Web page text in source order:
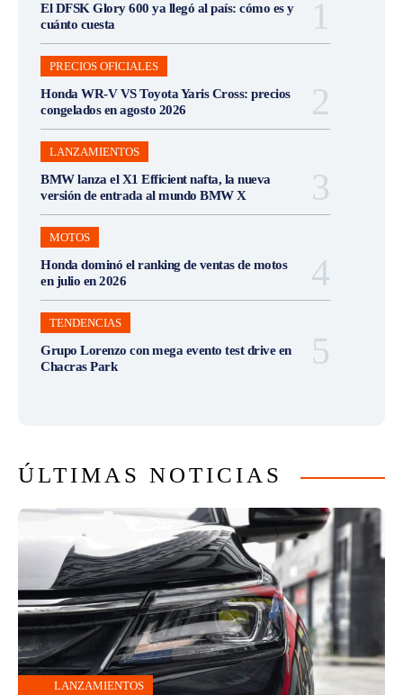
El DFSK Glory 600 ya llegó al país: cómo es y
cuánto cuesta
PRECIOS OFICIALES
Honda WR-V VS Toyota Yaris Cross: precios
congelados en agosto 2026
LANZAMIENTOS
BMW lanza el X1 Efficient nafta, la nueva
versión de entrada al mundo BMW X
MOTOS
Honda dominó el ranking de ventas de motos
en julio en 2026
TENDENCIAS
Grupo Lorenzo con mega evento test drive en
Chacras Park
ÚLTIMAS NOTICIAS
LANZAMIENTOS